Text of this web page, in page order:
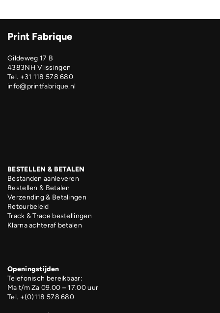
Print Fabrique
Gildeweg 17 B
4383NH Vlissingen
Tel. +31 118 578 680
info@printfabrique.nl
BESTELLEN & BETALEN
Bestanden aanleveren
Bestellen & Betalen
Verzending & Betalingen
Retourbeleid
Track & Trace bestellingen
Klarna achteraf betalen
Openingstijden
Telefonisch bereikbaar:
Ma t/m Za 09.00 – 17.00 uur
Tel. +(0)118 578 680